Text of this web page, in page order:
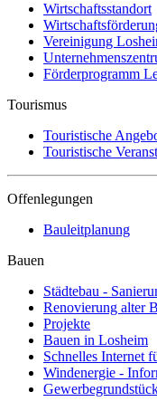
Wirtschaftsstandort
Vereinigung
Förderprogramm
Tourismus
Touristische
Touristische
Offenlegungen
Bauleitplanung
Bauen
Städtebau -
Renovierung alter
Projekte
Bauen in Losheim
Schnelles Internet
Windenergie -